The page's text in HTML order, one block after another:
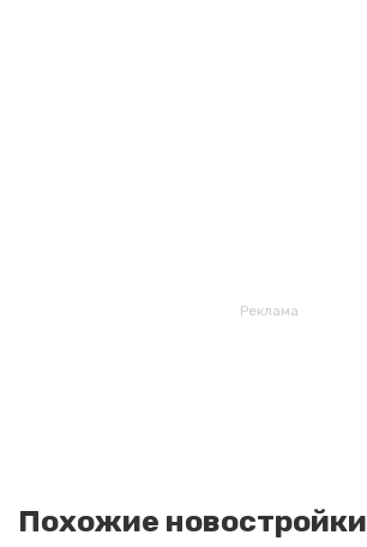
Реклама
Похожие новостройки